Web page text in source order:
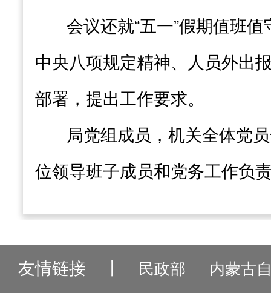
会议还就“五一”假期值班
中央八项规定精神、人员外出
部署，提出工作要求。
局党组成员，机关全体党
位领导班子成员和党务工作负
友情链接 民政部 内蒙古